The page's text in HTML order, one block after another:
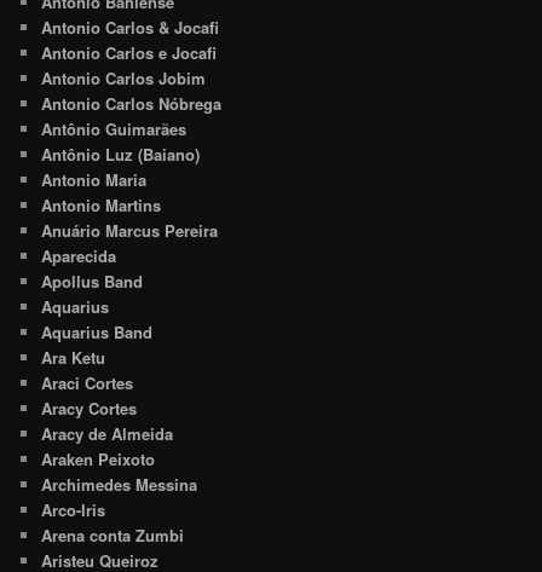
Antonio Carlos & Jocafi
Antonio Carlos e Jocafi
Antonio Carlos Jobim
Antonio Carlos Nóbrega
Antônio Guimarães
Antônio Luz (Baiano)
Antonio Maria
Antonio Martins
Anuário Marcus Pereira
Aparecida
Apollus Band
Aquarius
Aquarius Band
Ara Ketu
Araci Cortes
Aracy Cortes
Aracy de Almeida
Araken Peixoto
Archimedes Messina
Arco-Iris
Arena conta Zumbi
Aristeu Queiroz